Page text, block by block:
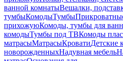
ванной комнатыВешалки,
тумбыКомодыТумбы
прихожуюКомоды, тумбы для
комодыТумбы под ТВКомоды
матрасыМатрасыКроватиДетские
новорожденныхНадувная мебель